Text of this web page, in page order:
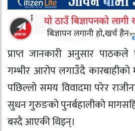
प्राप्त जानकारी अनुसार
गम्भीर आरोप लगाउँदै
पछिल्लो समय विवादमा परेर
सुधन गुरुङको पुनर्बहालीको
बस्दै आएकी थिइन्।